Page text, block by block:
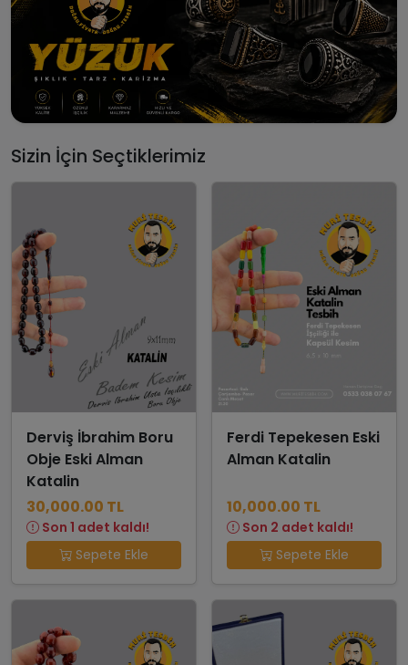
Sizin İçin Seçtiklerimiz
Derviş İbrahim Boru
Obje Eski Alman
Katalin
30,000.00 TL
Son 1 adet kaldı!
Sepete Ekle
Ferdi Tepekesen Eski
Alman Katalin
10,000.00 TL
Son 2 adet kaldı!
Sepete Ekle